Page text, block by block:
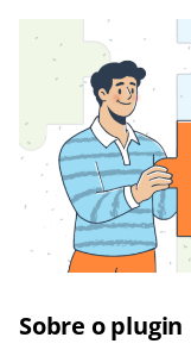
Sobre o plugin